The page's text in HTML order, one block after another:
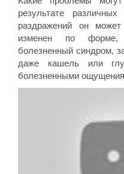
результате
раздражений он
изменен по форме,
болезненный синдром,
даже кашель или
болезненными